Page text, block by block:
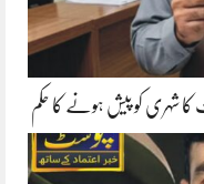
کا شہری کو پیش ہونے کا حکم